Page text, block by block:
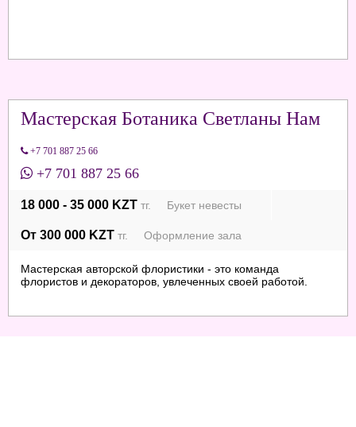
Мастерская Ботаника Светланы Нам
+7 701 887 25 66
+7 701 887 25 66
18 000 - 35 000 KZT тг. Букет невесты
От 300 000 KZT тг. Оформление зала
Мастерская авторской флористики - это команда
флористов и декораторов, увлеченных своей работой.